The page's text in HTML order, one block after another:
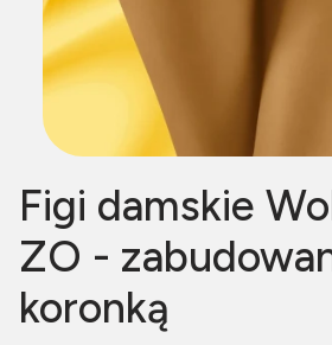
Figi damskie
ZO -
koronką